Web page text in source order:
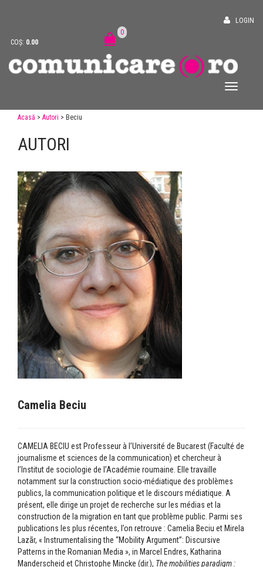
LOGIN
COȘ: 0.00
0
Acasă > Autori > Beciu
AUTORI
Camelia Beciu
CAMELIA BECIU est Professeur à l’Université de Bucarest (Faculté de
journalisme et sciences de la communication) et chercheur à
l’Institut de sociologie de l’Académie roumaine. Elle travaille
notamment sur la construction socio-médiatique des problèmes
publics, la communication politique et le discours médiatique. A
présent, elle dirige un projet de recherche sur les médias et la
construction de la migration en tant que problème public. Parmi ses
publications les plus récentes, l’on retrouve : Camelia Beciu et Mirela
Lazãr, « Instrumentalising the “Mobility Argument”: Discursive
Patterns in the Romanian Media », in Marcel Endres, Katharina
Manderscheid et Christophe Mincke (dir.), The mobilities paradigm :